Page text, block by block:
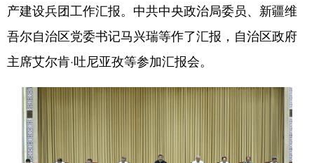
产建设兵团工作汇报。中共中央政治局委员、新疆维
吾尔自治区党委书记马兴瑞等作了汇报，自治区政府
主席艾尔肯·吐尼亚孜等参加汇报会。